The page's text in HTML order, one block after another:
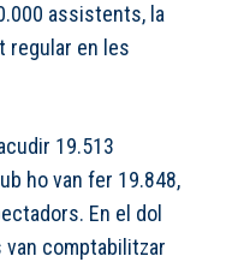
assistents, la
regular en les
19.513
ho van fer 19.848,
En el dol
van comptabilitzar